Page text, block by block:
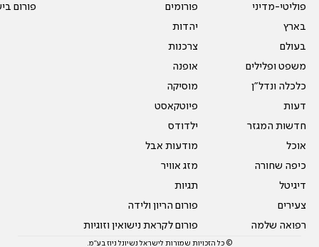
פוליטי-מדיני
בארץ
בעולם
משפט ופלילים
כלכלה ונדל"ן
דעות
חדשות המגזר
אוכל
כיפה שחורה
דיגיטל
צעירים
רפואה שלמה
פורומים
יהדות
צרכנות
אופנה
מוסיקה
פיוטקאסט
ילדודס
מודעות אבל
מזג אוויר
תגיות
פורום הריון ולידה
פורום לקראת נישואין וזוגיות
פורום
© כל הזכויות שמורות לישראל נשיונל ניוז בע"מ.